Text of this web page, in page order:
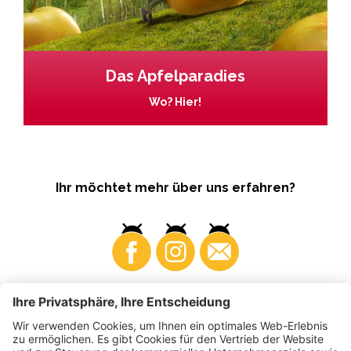
Das Apfelparadies
Wo? Hier!
Ihr möchtet mehr über uns erfahren?
Business Produzenten